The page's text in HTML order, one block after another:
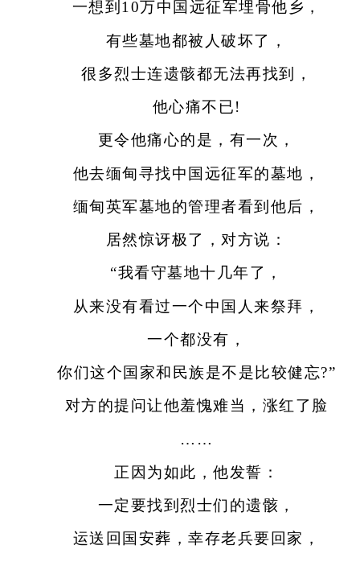
一想到10万中国远征军埋骨他乡，
有些墓地都被人破坏了，
很多烈士连遗骸都无法再找到，
他心痛不已!
更令他痛心的是，有一次，
他去缅甸寻找中国远征军的墓地，
缅甸英军墓地的管理者看到他后，
居然惊讶极了，对方说：
“我看守墓地十几年了，
从来没有看过一个中国人来祭拜，
一个都没有，
你们这个国家和民族是不是比较健忘?”
对方的提问让他羞愧难当，涨红了脸
……
正因为如此，他发誓：
一定要找到烈士们的遗骸，
运送回国安葬，幸存老兵要回家，